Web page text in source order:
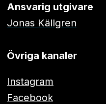
Ansvarig utgivare
Jonas Källgren
Övriga kanaler
Instagram
Facebook